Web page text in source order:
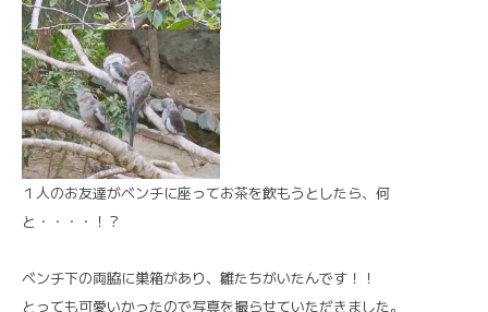
１人のお友達がベンチに座ってお茶を飲もうとしたら、何
と・・・・！？
ベンチ下の両脇に巣箱があり、雛たちがいたんです！！
とっても可愛いかったので写真を撮らせていただきました。